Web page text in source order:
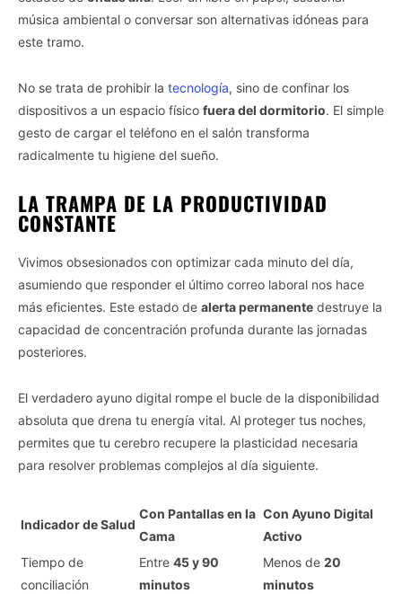
música ambiental o conversar son alternativas idóneas para
este tramo.
No se trata de prohibir la tecnología, sino de confinar los
dispositivos a un espacio físico fuera del dormitorio. El simple
gesto de cargar el teléfono en el salón transforma
radicalmente tu higiene del sueño.
LA TRAMPA DE LA PRODUCTIVIDAD
CONSTANTE
Vivimos obsesionados con optimizar cada minuto del día,
asumiendo que responder el último correo laboral nos hace
más eficientes. Este estado de alerta permanente destruye la
capacidad de concentración profunda durante las jornadas
posteriores.
El verdadero ayuno digital rompe el bucle de la disponibilidad
absoluta que drena tu energía vital. Al proteger tus noches,
permites que tu cerebro recupere la plasticidad necesaria
para resolver problemas complejos al día siguiente.
Indicador de Salud
Con Pantallas en la
Cama
Con Ayuno Digital
Activo
Tiempo de
conciliación
Entre 45 y 90
minutos
Menos de 20
minutos